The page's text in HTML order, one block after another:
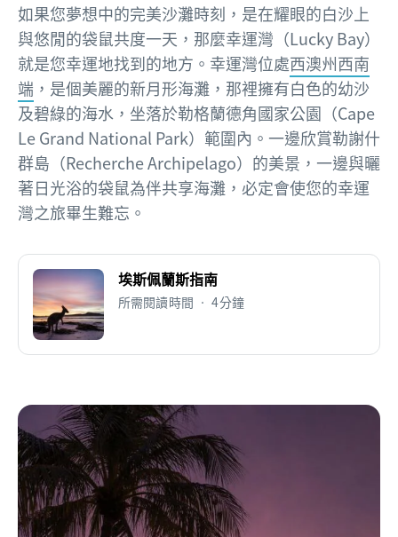
如果您夢想中的完美沙灘時刻，是在耀眼的白沙上
與悠閒的袋鼠共度一天，那麼幸運灣（Lucky Bay）
就是您幸運地找到的地方。幸運灣位處西澳州西南
端 ，是個美麗的新月形海灘，那裡擁有白色的幼沙
及碧綠的海水，坐落於勒格蘭德角國家公園（Cape
Le Grand National Park）範圍內。一邊欣賞勒謝什
群島（Recherche Archipelago）的美景，一邊與曬
著日光浴的袋鼠為伴共享海灘，必定會使您的幸運
灣之旅畢生難忘。
埃斯佩蘭斯指南
所需閱讀時間 • 4分鐘